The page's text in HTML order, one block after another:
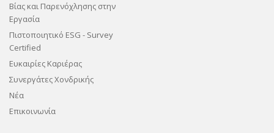
Βίας και Παρενόχλησης στην
Εργασία
Πιστοποιητικό ESG - Survey
Certified
Ευκαιρίες Καριέρας
Συνεργάτες Χονδρικής
Νέα
Επικοινωνία